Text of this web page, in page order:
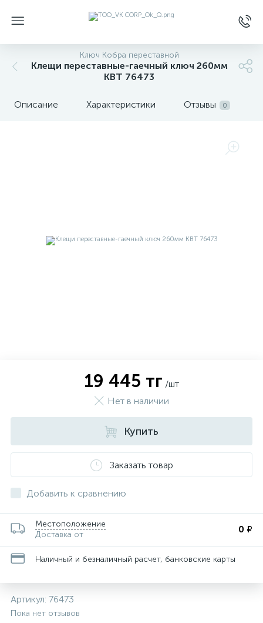
Ключ Кобра переставной
Клещи переставные-гаечный ключ 260мм
КВТ 76473
Описание Характеристики Отзывы 0
19 445 тг /шт
Нет в наличии
Купить
Заказать товар
Добавить к сравнению
Местоположение
Доставка от
0 ₽
Наличный и безналичный расчет, банковские карты
Артикул: 76473
Пока нет отзывов